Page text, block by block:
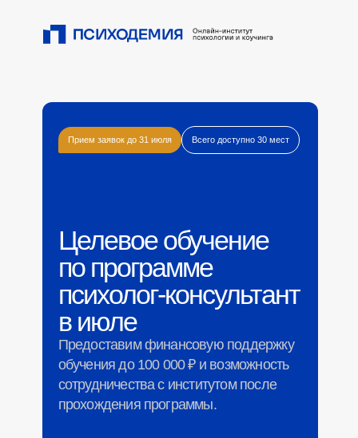
Целевое обучение
по программе
психолог-консультант
в июле
Предоставим финансовую поддержку
обучения до 100 000 ₽ и возможность
сотрудничества с институтом после
прохождения программы.
Прием заявок до 31 июля Всего доступно 30 мест